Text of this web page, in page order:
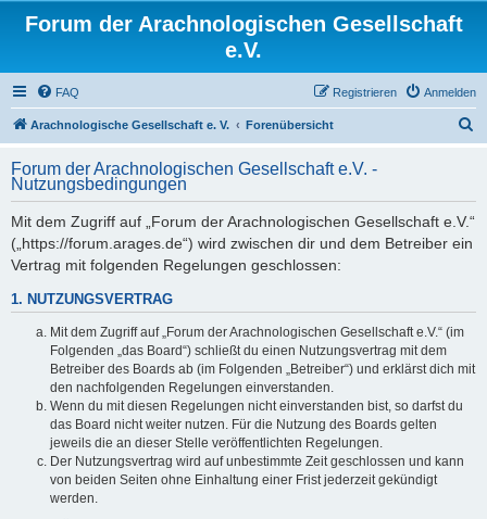
Forum der Arachnologischen Gesellschaft
e.V.
FAQ Anmelden
Registrieren
Arachnologische Gesellschaft e. V. Forenübersicht
h
Forum der Arachnologischen Gesellschaft e.V. -
Nutzungsbedingungen
Mit dem Zugriff auf „Forum der Arachnologischen Gesellschaft e.V.“
(„https://forum.arages.de“) wird zwischen dir und dem Betreiber ein
Vertrag mit folgenden Regelungen geschlossen:
1. NUTZUNGSVERTRAG
Mit dem Zugriff auf „Forum der Arachnologischen Gesellschaft e.V.“ (im
Folgenden „das Board“) schließt du einen Nutzungsvertrag mit dem
Betreiber des Boards ab (im Folgenden „Betreiber“) und erklärst dich mit
den nachfolgenden Regelungen einverstanden.
Wenn du mit diesen Regelungen nicht einverstanden bist, so darfst du
das Board nicht weiter nutzen. Für die Nutzung des Boards gelten
jeweils die an dieser Stelle veröffentlichten Regelungen.
Der Nutzungsvertrag wird auf unbestimmte Zeit geschlossen und kann
von beiden Seiten ohne Einhaltung einer Frist jederzeit gekündigt
werden.